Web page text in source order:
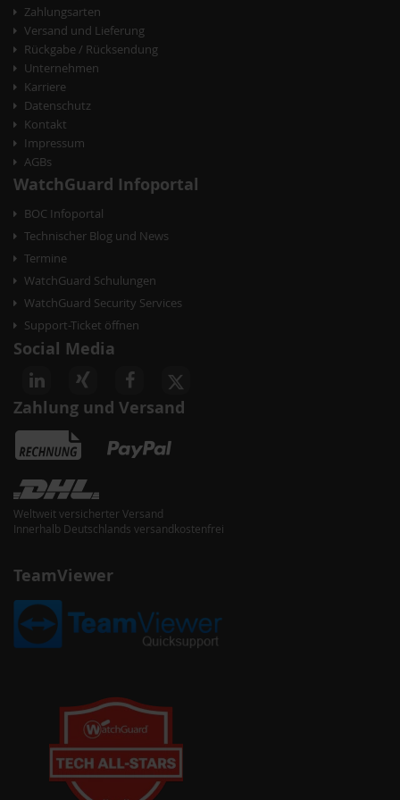
Zahlungsarten
Versand und Lieferung
Rückgabe / Rücksendung
Unternehmen
Karriere
Datenschutz
Kontakt
Impressum
AGBs
WatchGuard Infoportal
BOC Infoportal
Technischer Blog und News
Termine
WatchGuard Schulungen
WatchGuard Security Services
Support-Ticket öffnen
Social Media
Zahlung und Versand
Weltweit versicherter Versand
Innerhalb Deutschlands versandkostenfrei
TeamViewer